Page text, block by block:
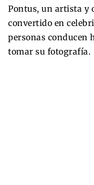
Pontus, un artista y
convertido en
personas conducen
tomar su fotografía.